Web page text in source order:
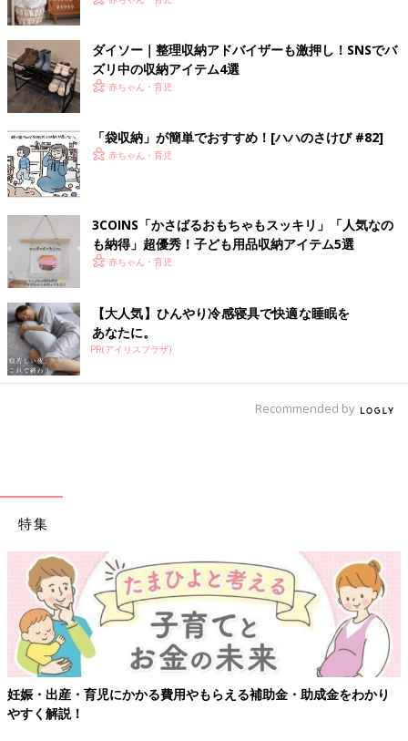
ダイソー｜整理収納アドバイザーも激押し！SNSでバ
ズリ中の収納アイテム4選
赤ちゃん・育児
「袋収納」が簡単でおすすめ！[ハハのさけび #82]
赤ちゃん・育児
3COINS「かさばるおもちゃもスッキリ」「人気なの
も納得」超優秀！子ども用品収納アイテム5選
赤ちゃん・育児
【大人気】ひんやり冷感寝具で快適な睡眠を
あなたに。
PR(アイリスプラザ)
Recommended by
特集
妊娠・出産・育児にかかる費用やもらえる補助金・助成金をわかり
やすく解説！